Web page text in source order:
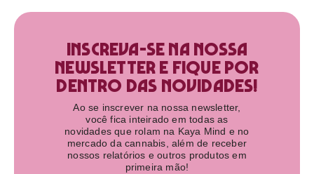
Inscreva-se na nossa
newsletter e fique por
dentro das novidades!​
Ao se inscrever na nossa newsletter,
você fica inteirado em todas as
novidades que rolam na Kaya Mind e no
mercado da cannabis, além de receber
nossos relatórios e outros produtos em
primeira mão!